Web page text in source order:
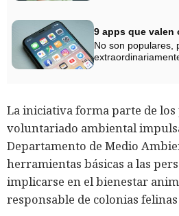
9 apps que valen
No son populares,
La iniciativa forma parte de
voluntariado ambiental
Departamento de Medio
herramientas básicas a las
implicarse en el bienestar
responsable de colonias